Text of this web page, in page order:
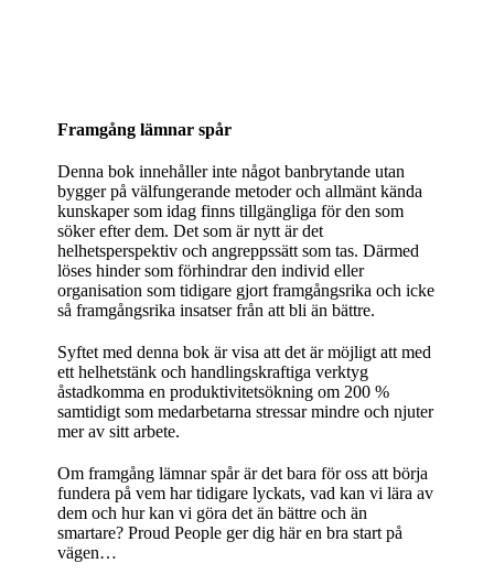
Framgång lämnar spår
Denna bok innehåller inte något banbrytande utan
bygger på välfungerande metoder och allmänt kända
kunskaper som idag finns tillgängliga för den som
söker efter dem. Det som är nytt är det
helhetsperspektiv och angreppssätt som tas. Därmed
löses hinder som förhindrar den individ eller
organisation som tidigare gjort framgångsrika och icke
så framgångsrika insatser från att bli än bättre.
Syftet med denna bok är visa att det är möjligt att med
ett helhetstänk och handlingskraftiga verktyg
åstadkomma en produktivitetsökning om 200 %
samtidigt som medarbetarna stressar mindre och njuter
mer av sitt arbete.
Om framgång lämnar spår är det bara för oss att börja
fundera på vem har tidigare lyckats, vad kan vi lära av
dem och hur kan vi göra det än bättre och än
smartare? Proud People ger dig här en bra start på
vägen…